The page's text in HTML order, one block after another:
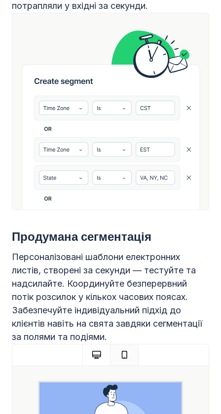
потрапляли у вхідні за секунди.
Продумана сегментація
Персоналізовані шаблони електронних
листів, створені за секунди — тестуйте та
надсилайте. Координуйте безперервний
потік розсилок у кількох часових поясах.
Забезпечуйте індивідуальний підхід до
клієнтів навіть на свята завдяки сегментації
за полями та подіями.